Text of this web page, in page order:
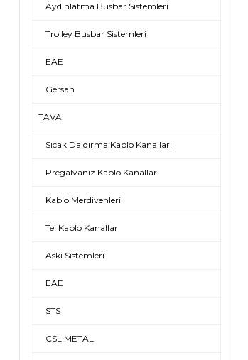
Aydınlatma Busbar Sistemleri
Trolley Busbar Sistemleri
EAE
Gersan
TAVA
Sıcak Daldırma Kablo Kanalları
Pregalvaniz Kablo Kanalları
Kablo Merdivenleri
Tel Kablo Kanalları
Askı Sistemleri
EAE
STS
CSL METAL